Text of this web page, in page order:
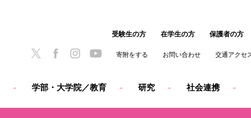
学部・大学院／教育 研究 社会連携
寄附をする お問い合わせ 交通アクセ
受験生の方 在学生の方 保護者の方